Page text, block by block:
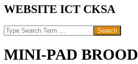
WEBSITE ICT CKSA
Search
MINI-PAD BROOD